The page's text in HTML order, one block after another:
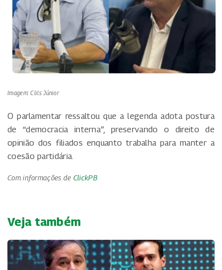
Imagem: Clils Júnior
O parlamentar ressaltou que a legenda adota postura
de “democracia interna”, preservando o direito de
opinião dos filiados enquanto trabalha para manter a
coesão partidária.
Com informações de ClickPB
Veja também